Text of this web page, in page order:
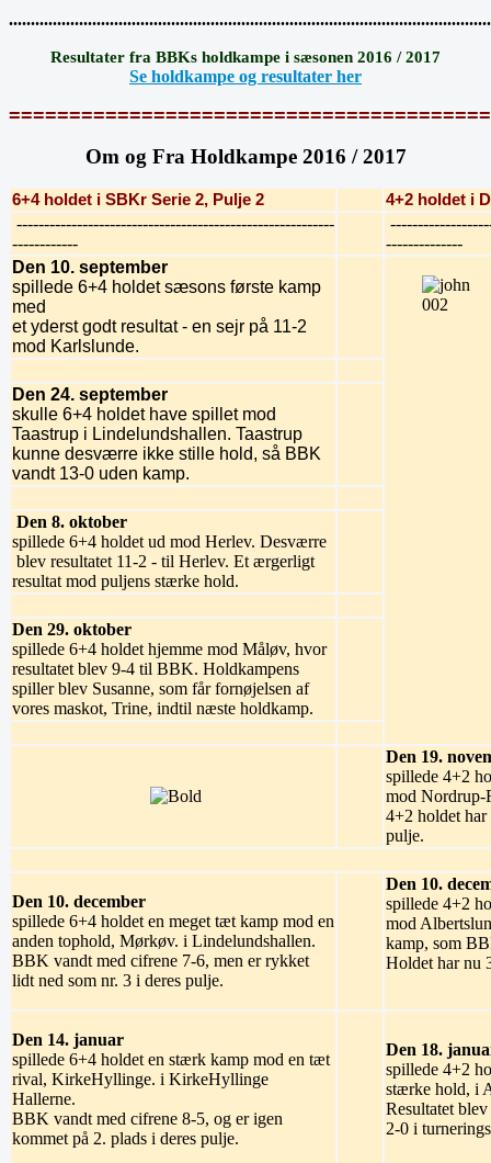
Resultater fra BBKs holdkampe i sæsonen 2016 / 2017
Se holdkampe og resultater her
Om og Fra Holdkampe 2016 / 2017
6+4 holdet i SBKr Serie 2, Pulje 2 4+2 holdet i
----------------------------------------------------------
------------
--------------
Den 10. september
spillede 6+4 holdet sæsons første kamp
med
et yderst godt resultat - en sejr på 11-2
mod Karlslunde.
Den 24. september
skulle 6+4 holdet have spillet mod
Taastrup i Lindelundshallen. Taastrup
kunne desværre ikke stille hold, så BBK
vandt 13-0 uden kamp.
Den 8. oktober
spillede 6+4 holdet ud mod Herlev. Desværre
blev resultatet 11-2 - til Herlev. Et ærgerligt
resultat mod puljens stærke hold.
Den 29. oktober
spillede 6+4 holdet hjemme mod Måløv, hvor
resultatet blev 9-4 til BBK. Holdkampens
spiller blev Susanne, som får fornøjelsen af
vores maskot, Trine, indtil næste holdkamp.
Den 19.
spillede 4+2
mod Nordrup-
4+2 holdet har
pulje.
Den 10. december
spillede 6+4 holdet en meget tæt kamp mod en
anden tophold, Mørkøv. i Lindelundshallen.
BBK vandt med cifrene 7-6, men er rykket
lidt ned som nr. 3 i deres pulje.
Den 10.
spillede 4+2
mod
kamp, som
Holdet har nu
Den 14. januar
spillede 6+4 holdet en stærk kamp mod en tæt
rival, KirkeHyllinge. i KirkeHyllinge
Hallerne.
BBK vandt med cifrene 8-5, og er igen
kommet på 2. plads i deres pulje.
Den 18.
spillede 4+2
stærke hold, i
Resultatet
2-0 i